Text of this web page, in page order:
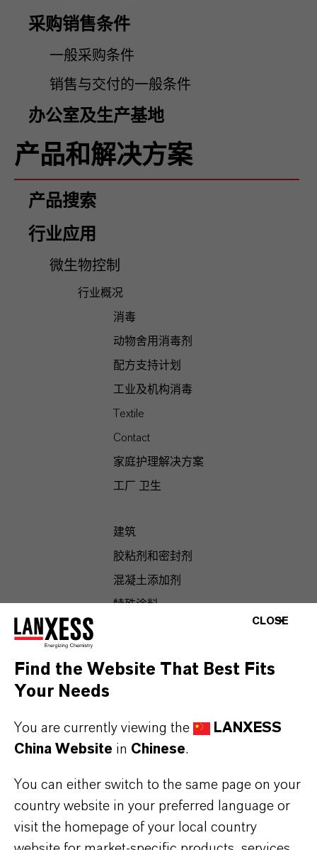
采购销售条件
一般采购条件
销售与交付的一般条件
办公室及生产基地
产品和解决方案
产品搜索
行业应用
微生物控制
行业概况
消毒
动物舍用消毒剂
配方支持计划
工业及机构消毒
Textile
Contact
家庭护理解决方案
工厂 卫生
建筑
胶粘剂和密封剂
混凝土添加剂
特殊涂料
干砌墙和饰面
个人护理防腐方案
木材保护
水处理
水处理
膜防污
CLOSE
Find the Website That Best Fits
Your Needs
You are currently viewing the
LANXESS
China Website in Chinese.
You can either switch to the same page on your
country website in your preferred language or
visit the homepage of your local country